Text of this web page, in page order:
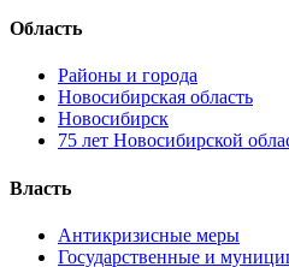
Область
Районы и города
Новосибирская область
Новосибирск
75 лет Новосибирской
Власть
Антикризисные меры
Государственные и